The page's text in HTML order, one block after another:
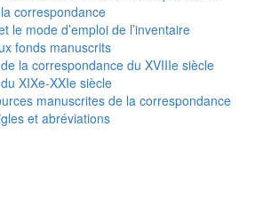
correspondance
le mode d’emploi de l’inventaire
fonds manuscrits
la correspondance du XVIIIe siècle
XIXe-XXIe siècle
manuscrites de la correspondance
et abréviations